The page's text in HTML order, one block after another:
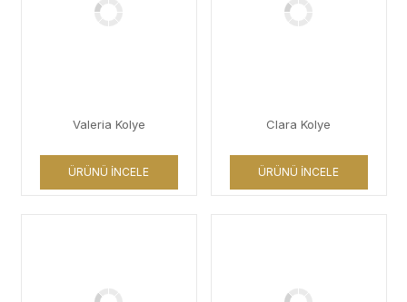
Valeria Kolye
ÜRÜNÜ İNCELE
Clara Kolye
ÜRÜNÜ İNCELE